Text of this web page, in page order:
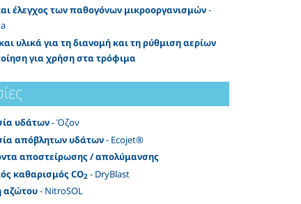
έλεγχος των παθογόνων μικροοργανισμών-
υλικά για τη διανομή και τη ρύθμιση αερίων
για χρήση στα τρόφιμα
υδάτων- Όζον
απόβλητων υδάτων- Ecojet®
αποστείρωσης / απολύμανσης
καθαρισμός CO2 - DryBlast
αζώτου- NitroSOL